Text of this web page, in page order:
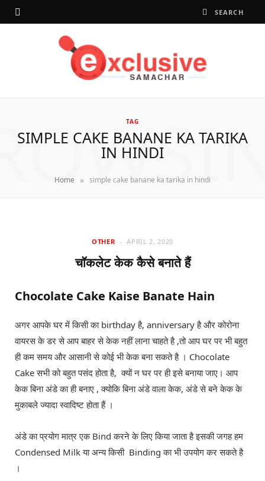
TAG
SIMPLE CAKE BANANE KA TARIKA
IN HINDI
Home » simple cake banane ka tarika in hindi
OTHER APRIL 2, 2020
चॉकलेट केक कैसे बनाते हैं
Chocolate Cake Kaise Banate Hain
अगर आपके घर में किसी का birthday है, anniversary है और कोरोना
वायरस के डर से आप बाहर से केक नहीं लाना चाहते है ,तो आप घर पर भी बहुत
ही कम समय और आसानी से कोई भी केक बना सकते है । Chocolate
Cake सभी को बहुत पसंद होता है, क्यों न घर पर ही इसे बनाया जाए। आप
केक बिना अंडे का ही बनाए , क्योकि बिना अंडे वाला केक, अंडे से बने केक के
मुकाबले ज्यादा स्वादिष्ट होता हैं ।
अंडे का प्रयोग मात्र एक Bind करने के लिए किया जाता है इसकी जगह हम
Condensed Milk या अन्य किसी Binding का भी उपयोग कर सकते है
।